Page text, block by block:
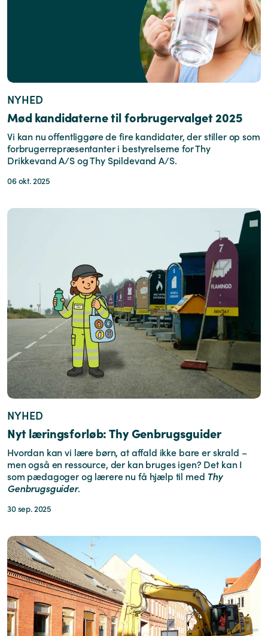
NYHED
Mød kandidaterne til forbrugervalget 2025
Vi kan nu offentliggøre de fire kandidater, der stiller op som
forbrugerrepræsentanter i bestyrelserne for Thy
Drikkevand A/S og Thy Spildevand A/S.
06 okt. 2025
NYHED
Nyt læringsforløb: Thy Genbrugsguider
Hvordan kan vi lære børn, at affald ikke bare er skrald –
men også en ressource, der kan bruges igen? Det kan I
som pædagoger og lærere nu få hjælp til med Thy
Genbrugsguider.
30 sep. 2025